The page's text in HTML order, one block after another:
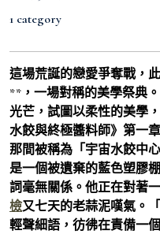
1 category
這場荒誕的戀愛爭奪戰，
**，一場對稱的美學祭典
光芒，試圖以柔性的美學
水餃與終極醬料師》第一
那間被稱為「宇宙水餃中
是一個被遺棄的藍色塑膠
詞毫無關係。他正在對著
檢又七天的老蒜泥嘆氣。
輕聲細語，彷彿在責備一